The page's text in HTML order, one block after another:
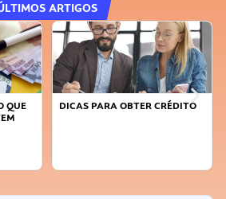
ARTIGOS
FAÇA A DIFERENÇA: SEJA